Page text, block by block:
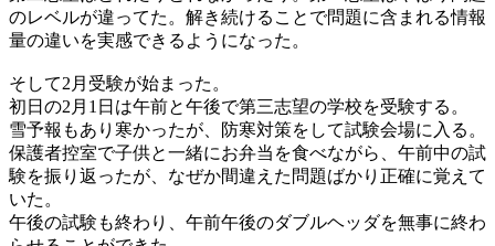
のレベルが違ってた。解き続けることで問題に含まれる情報
量の違いを実感できるようになった。
そして2月受験が始まった。
初日の2月1日は午前と午後で第三志望の学校を受験する。
雪予報もあり寒かったが、防寒対策をして試験会場に入る。
保護者控室で子供と一緒にお弁当を食べながら、午前中の試
験を振り返ったが、なぜか間違えた問題ばかり正確に覚えて
いた。
午後の試験も終わり、午前午後のダブルヘッダを無事に終わ